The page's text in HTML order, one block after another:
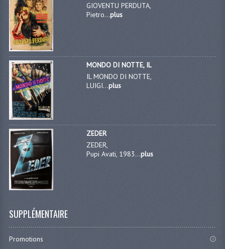
GIOVENTU PERDUTA,
Pietro...plus
MONDO DI NOTTE, IL
IL MONDO DI NOTTE,
LUIGI...plus
ZEDER
ZEDER,
Pupi Avati, 1983...plus
SUPPLÉMENTAIRE
Promotions